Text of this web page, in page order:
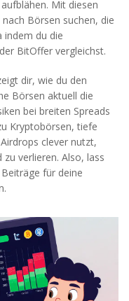
Mit diesen
Börsen suchen, die
indem du die
BitOffer vergleichst.
dir, wie du den
Börsen aktuell die
bei breiten Spreads
Kryptobörsen, tiefe
clever nutzt,
verlieren. Also, lass
für deine